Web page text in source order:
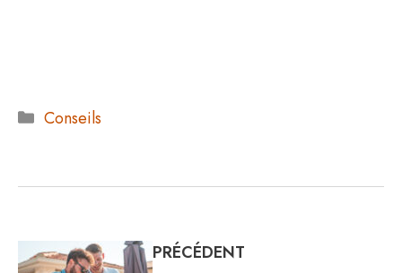
Catégories
Conseils
PRÉCÉDENT